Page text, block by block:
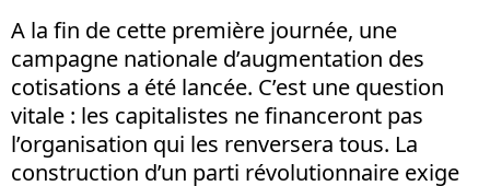
A la fin de cette première journée, une
campagne nationale d’augmentation des
cotisations a été lancée. C’est une question
vitale : les capitalistes ne financeront pas
l’organisation qui les renversera tous. La
construction d’un parti révolutionnaire exige